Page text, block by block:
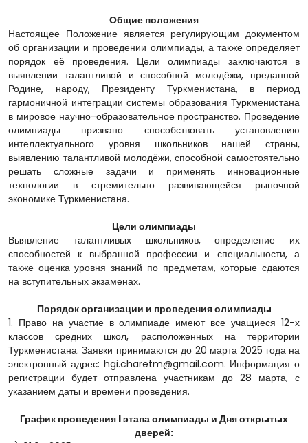
Общие положения
Настоящее Положение является регулирующим документом
об организации и проведении олимпиады, а также определяет
порядок её проведения. Цели олимпиады заключаются в
выявлении талантливой и способной молодёжи, преданной
Родине, народу, Президенту Туркменистана, в период
гармоничной интеграции системы образования Туркменистана
в мировое научно-образовательное пространство. Проведение
олимпиады призвано способствовать установлению
интеллектуального уровня школьников нашей страны,
выявлению талантливой молодёжи, способной самостоятельно
решать сложные задачи и применять инновационные
технологии в стремительно развивающейся рыночной
экономике Туркменистана.
Цели олимпиады
Выявление талантливых школьников, определение их
способностей к выбранной профессии и специальности, а
также оценка уровня знаний по предметам, которые сдаются
на вступительных экзаменах.
Порядок организации и проведения олимпиады
1. Право на участие в олимпиаде имеют все учащиеся 12-х
классов средних школ, расположенных на территории
Туркменистана. Заявки принимаются до 20 марта 2025 года на
электронный адрес: hgi.charetm@gmail.com. Информация о
регистрации будет отправлена участникам до 28 марта, с
указанием даты и времени проведения.
График проведения I этапа олимпиады и Дня открытых
дверей: